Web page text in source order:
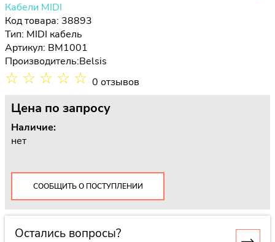
Кабели MIDI
Код товара: 38893
Тип: MIDI кабель
Артикул: BM1001
Производитель:Belsis
☆ ☆ ☆ ☆ ☆ 0 отзывов
Цена по запросу
Наличие:
нет
СООБЩИТЬ О ПОСТУПЛЕНИИ
Остались вопросы?